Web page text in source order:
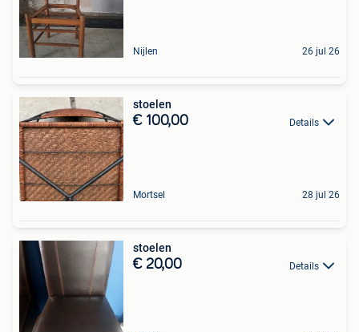
Nijlen 26 jul 26
stoelen
€ 100,00 Details
Mortsel 28 jul 26
stoelen
€ 20,00 Details